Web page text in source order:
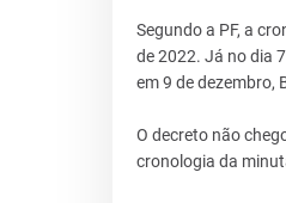
Segundo a PF, a
de 2022. Já no dia
em 9 de dezembro,
O decreto não
cronologia da